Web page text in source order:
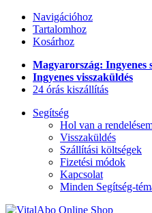
Navigációhoz
Tartalomhoz
Kosárhoz
Magyarország: Ingyenes
Ingyenes visszaküldés
24 órás kiszállítás
Segítség
Hol van a
Visszaküldés
Szállítási költségek
Fizetési módok
Kapcsolat
Minden Segítség-